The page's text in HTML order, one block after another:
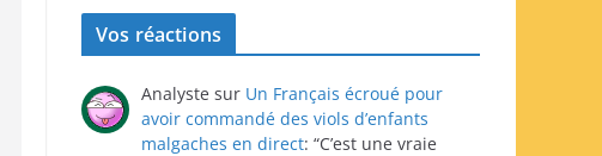
Vos réactions
Analyste sur Un Français écroué pour
avoir commandé des viols d’enfants
malgaches en direct: “C’est une vraie